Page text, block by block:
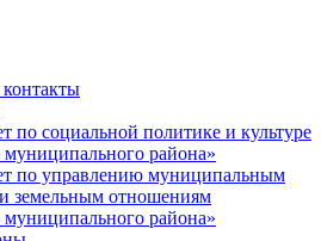
социальной политике и культуре
района»
по управлению муниципальным
земельным отношениям
района»